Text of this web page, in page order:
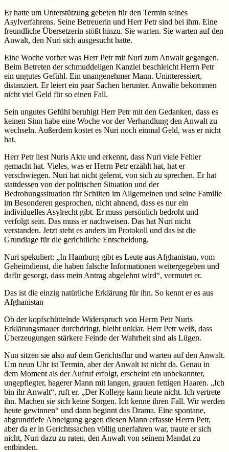
Er hatte um Unterstützung gebeten für den Termin seines
Asylverfahrens. Seine Betreuerin und Herr Petr sind bei ihm. Eine
freundliche Übersetzerin stößt hinzu. Sie warten. Sie warten auf den
Anwalt, den Nuri sich ausgesucht hatte.
Eine Woche vorher was Herr Petr mit Nuri zum Anwalt gegangen.
Beim Betreten der schmuddeligen Kanzlei beschleicht Herrn Petr
ein ungutes Gefühl. Ein unangenehmer Mann. Uninteressiert,
distanziert. Er leiert ein paar Sachen herunter. Anwälte bekommen
nicht viel Geld für so einen Fall.
Sein ungutes Gefühl beruhigt Herr Petr mit den Gedanken, dass es
keinen Sinn habe eine Woche vor der Verhandlung den Anwalt zu
wechseln. Außerdem kostet es Nuri noch einmal Geld, was er nicht
hat.
Herr Petr liest Nuris Akte und erkennt, dass Nuri viele Fehler
gemacht hat. Vieles, was er Herrn Petr erzählt hat, hat er
verschwiegen. Nuri hat nicht gelernt, von sich zu sprechen. Er hat
stattdessen von der politischen Situation und der
Bedrohungssituation für Schiiten im Allgemeinen und seine Familie
im Besonderen gesprochen, nicht ahnend, dass es nur ein
individuelles Asylrecht gibt. Er muss persönlich bedroht und
verfolgt sein. Das muss er nachweisen. Das hat Nuri nicht
verstanden. Jetzt steht es anders im Protokoll und das ist die
Grundlage für die gerichtliche Entscheidung.
Nuri spekuliert: „In Hamburg gibt es Leute aus Afghanistan, vom
Geheimdienst, die haben falsche Informationen weitergegeben und
dafür gesorgt, dass mein Antrag abgelehnt wird“, vermutet er.
Das ist die einzig natürliche Erklärung für ihn. So kennt er es aus
Afghanistan
Ob der kopfschüttelnde Widerspruch von Herrn Petr Nuris
Erklärungsmauer durchdringt, bleibt unklar. Herr Petr weiß, dass
Überzeugungen stärkere Feinde der Wahrheit sind als Lügen.
Nun sitzen sie also auf dem Gerichtsflur und warten auf den Anwalt.
Um neun Uhr ist Termin, aber der Anwalt ist nicht da. Genau in
dem Moment als der Aufruf erfolgt, erscheint ein unbekannter,
ungepflegter, hagerer Mann mit langen, grauen fettigen Haaren. „Ich
bin ihr Anwalt“, ruft er. „Der Kollege kann heute nicht. Ich vertrete
ihn. Machen sie sich keine Sorgen. Ich kenne ihren Fall. Wir werden
heute gewinnen“ und dann beginnt das Drama. Eine spontane,
abgrundtiefe Abneigung gegen diesen Mann erfasste Herrn Petr,
aber da er in Gerichtssachen völlig unerfahren war, traute er sich
nicht, Nuri dazu zu raten, den Anwalt von seinem Mandat zu
entbinden.